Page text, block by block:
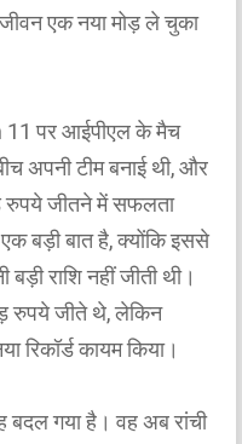
एक नया मोड़ ले चुका
11 पर आईपीएल के मैच
अपनी टीम बनाई थी, और
रुपये जीतने में सफलता
बड़ी बात है, क्योंकि इससे
राशि नहीं जीती थी।
रुपये जीते थे, लेकिन
रिकॉर्ड कायम किया।
बदल गया है। वह अब रांची